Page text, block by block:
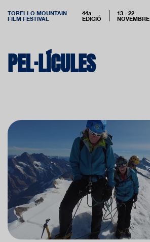
TORELLO MOUNTAIN
FILM FESTIVAL
44a
EDICIÓ
13 - 22
NOVEMBRE
PEL·LÍCULES